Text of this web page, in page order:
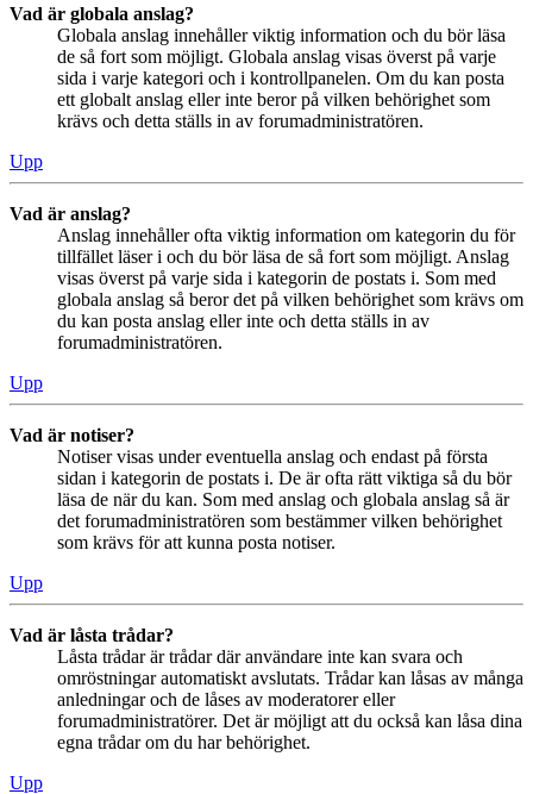
Vad är globala anslag?
Globala anslag innehåller viktig information och du bör läsa
de så fort som möjligt. Globala anslag visas överst på varje
sida i varje kategori och i kontrollpanelen. Om du kan posta
ett globalt anslag eller inte beror på vilken behörighet som
krävs och detta ställs in av forumadministratören.
Upp
Vad är anslag?
Anslag innehåller ofta viktig information om kategorin du för
tillfället läser i och du bör läsa de så fort som möjligt. Anslag
visas överst på varje sida i kategorin de postats i. Som med
globala anslag så beror det på vilken behörighet som krävs om
du kan posta anslag eller inte och detta ställs in av
forumadministratören.
Upp
Vad är notiser?
Notiser visas under eventuella anslag och endast på första
sidan i kategorin de postats i. De är ofta rätt viktiga så du bör
läsa de när du kan. Som med anslag och globala anslag så är
det forumadministratören som bestämmer vilken behörighet
som krävs för att kunna posta notiser.
Upp
Vad är låsta trådar?
Låsta trådar är trådar där användare inte kan svara och
omröstningar automatiskt avslutats. Trådar kan låsas av många
anledningar och de låses av moderatorer eller
forumadministratörer. Det är möjligt att du också kan låsa dina
egna trådar om du har behörighet.
Upp